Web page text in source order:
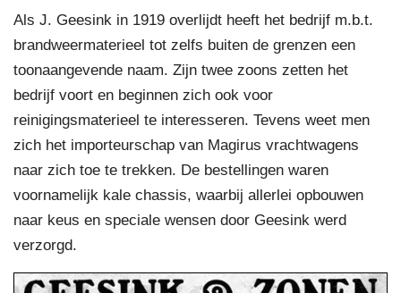
Als J. Geesink in 1919 overlijdt heeft het bedrijf m.b.t.
brandweermaterieel tot zelfs buiten de grenzen een
toonaangevende naam. Zijn twee zoons zetten het
bedrijf voort en beginnen zich ook voor
reinigingsmaterieel te interesseren. Tevens weet men
zich het importeurschap van Magirus vrachtwagens
naar zich toe te trekken. De bestellingen waren
voornamelijk kale chassis, waarbij allerlei opbouwen
naar keus en speciale wensen door Geesink werd
verzorgd.